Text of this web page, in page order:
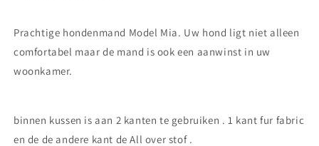
Prachtige hondenmand Model Mia. Uw hond ligt niet alleen
comfortabel maar de mand is ook een aanwinst in uw
woonkamer.
binnen kussen is aan 2 kanten te gebruiken . 1 kant fur fabric
en de de andere kant de All over stof .